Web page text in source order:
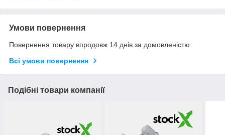
Умови повернення
Повернення товару впродовж 14 днів за домовленістю
Всі умови повернення
Подібні товари компанії